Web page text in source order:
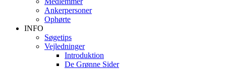
Ankerpersoner
Ophørte
INFO
Søgetips
Vejledninger
Introduktion
De Grønne Sider